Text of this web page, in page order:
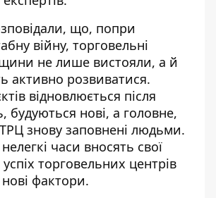
що, попри
війну, торговельні
не лише вистояли, а й
активно розвиватися.
відновлюється після
нові, а головне,
знову заповнені людьми.
часи вносять свої
торговельних центрів
фактори.